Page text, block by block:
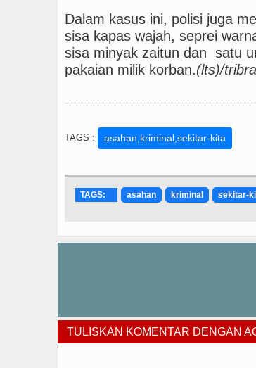
Dalam kasus ini, polisi juga
sisa kapas wajah, seprei
sisa minyak zaitun dan satu
pakaian milik korban.(lts)/
TAGS : asahan,kriminal,sekitar-kita
TAGS: asahan kriminal sekitar-
TULISKAN KOMENTAR DENGAN